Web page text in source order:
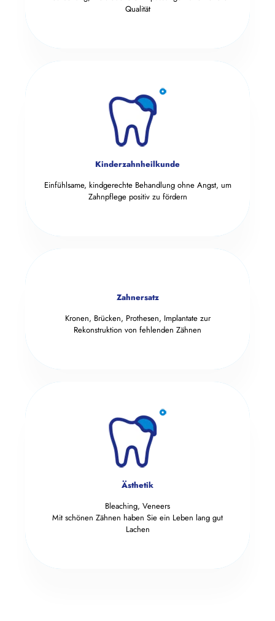
Qualität
Kinderzahnheilkunde
Einfühlsame, kindgerechte Behandlung ohne Angst, um
Zahnpflege positiv zu fördern
Zahnersatz
Kronen, Brücken, Prothesen, Implantate zur
Rekonstruktion von fehlenden Zähnen
Ästhetik
Bleaching, Veneers
Mit schönen Zähnen haben Sie ein Leben lang gut
Lachen